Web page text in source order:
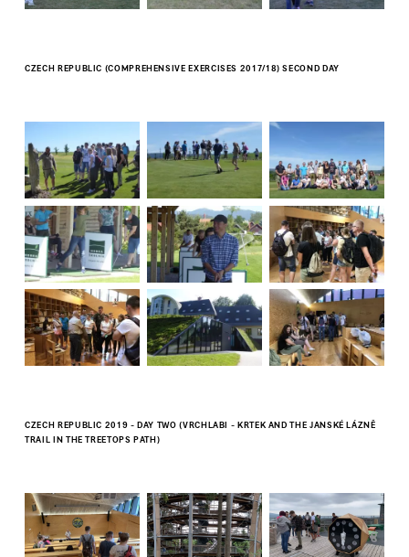
CZECH REPUBLIC (COMPREHENSIVE EXERCISES 2017/18) SECOND DAY
CZECH REPUBLIC 2019 - DAY TWO (VRCHLABI - KRTEK AND THE JANSKÉ LÁZNĚ
TRAIL IN THE TREETOPS PATH)